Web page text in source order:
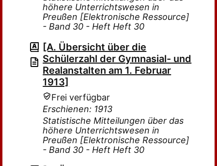
höhere Unterrichtswesen in
Preußen [Elektronische Ressource]
- Band 30 - Heft Heft 30
[A. Übersicht über die
Schülerzahl der Gymnasial- und
Realanstalten am 1. Februar
1913]
Frei verfügbar
Erschienen: 1913
Statistische Mitteilungen über das
höhere Unterrichtswesen in
Preußen [Elektronische Ressource]
- Band 30 - Heft Heft 30